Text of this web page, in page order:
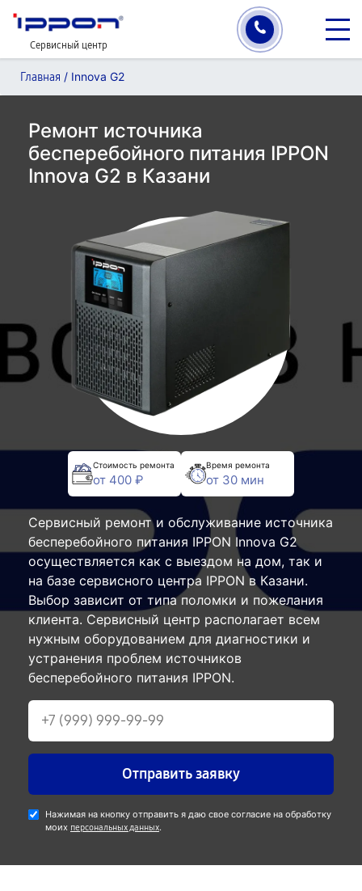
Сервисный центр
Главная / Innova G2
Ремонт источника
бесперебойного питания IPPON
Innova G2 в Казани
Стоимость ремонта
от 400 ₽
Время ремонта
от 30 мин
Сервисный ремонт и обслуживание источника
бесперебойного питания IPPON Innova G2
осуществляется как с выездом на дом, так и
на базе сервисного центра IPPON в Казани.
Выбор зависит от типа поломки и пожелания
клиента. Сервисный центр располагает всем
нужным оборудованием для диагностики и
устранения проблем источников
бесперебойного питания IPPON.
Отправить заявку
Нажимая на кнопку отправить я даю свое согласие на обработку
моих персональных данных.